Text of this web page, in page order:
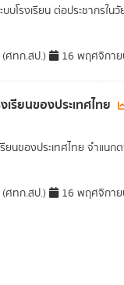
โรงเรียน ต่อประชากรใน
(ศทก.สป.) 16 พฤศจิกาย
รียนของประเทศไทย
ยนของประเทศไทย จำแน
(ศทก.สป.) 16 พฤศจิกาย